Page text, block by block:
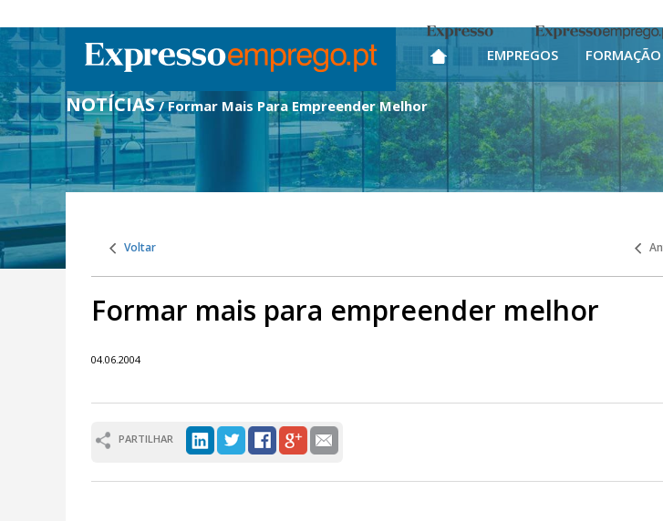
Expresso Expresso Emprego
EMPREGOS FORMAÇÃO
NOTÍCIAS / Formar Mais Para Empreender Melhor
Voltar
Formar mais para empreender melhor
04.06.2004
PARTILHAR